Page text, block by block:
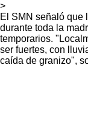
>
El SMN señaló que
durante toda la
temporarios.
ser fuertes, con
caída de granizo",